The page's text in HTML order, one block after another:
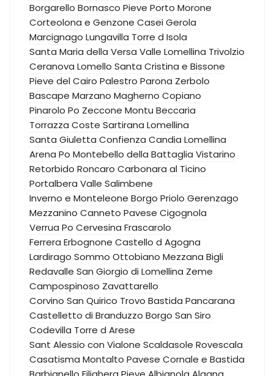
Borgarello Bornasco Pieve Porto Morone
Corteolona e Genzone Casei Gerola
Marcignago Lungavilla Torre d Isola
Santa Maria della Versa Valle Lomellina Trivolzio
Ceranova Lomello Santa Cristina e Bissone
Pieve del Cairo Palestro Parona Zerbolo
Bascape Marzano Magherno Copiano
Pinarolo Po Zeccone Montu Beccaria
Torrazza Coste Sartirana Lomellina
Santa Giuletta Confienza Candia Lomellina
Arena Po Montebello della Battaglia Vistarino
Retorbido Roncaro Carbonara al Ticino
Portalbera Valle Salimbene
Inverno e Monteleone Borgo Priolo Gerenzago
Mezzanino Canneto Pavese Cigognola
Verrua Po Cervesina Frascarolo
Ferrera Erbognone Castello d Agogna
Lardirago Sommo Ottobiano Mezzana Bigli
Redavalle San Giorgio di Lomellina Zeme
Campospinoso Zavattarello
Corvino San Quirico Trovo Bastida Pancarana
Castelletto di Branduzzo Borgo San Siro
Codevilla Torre d Arese
Sant Alessio con Vialone Scaldasole Rovescala
Casatisma Montalto Pavese Cornale e Bastida